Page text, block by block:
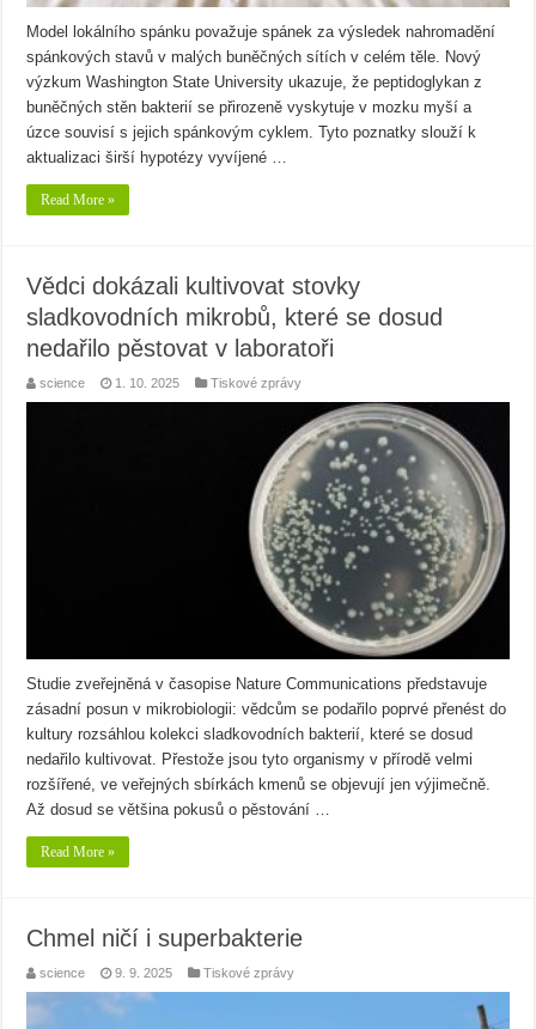
Model lokálního spánku považuje spánek za výsledek nahromadění
spánkových stavů v malých buněčných sítích v celém těle. Nový
výzkum Washington State University ukazuje, že peptidoglykan z
buněčných stěn bakterií se přirozeně vyskytuje v mozku myší a
úzce souvisí s jejich spánkovým cyklem. Tyto poznatky slouží k
aktualizaci širší hypotézy vyvíjené …
Read More »
Vědci dokázali kultivovat stovky
sladkovodních mikrobů, které se dosud
nedařilo pěstovat v laboratoři
science 1. 10. 2025 Tiskové zprávy
Studie zveřejněná v časopise Nature Communications představuje
zásadní posun v mikrobiologii: vědcům se podařilo poprvé přenést do
kultury rozsáhlou kolekci sladkovodních bakterií, které se dosud
nedařilo kultivovat. Přestože jsou tyto organismy v přírodě velmi
rozšířené, ve veřejných sbírkách kmenů se objevují jen výjimečně.
Až dosud se většina pokusů o pěstování …
Read More »
Chmel ničí i superbakterie
science 9. 9. 2025 Tiskové zprávy